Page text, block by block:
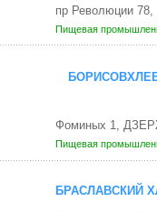
пр Революции
Пищевая
Фоминых 1,
Пищевая
БРАСЛАВСКИЙ